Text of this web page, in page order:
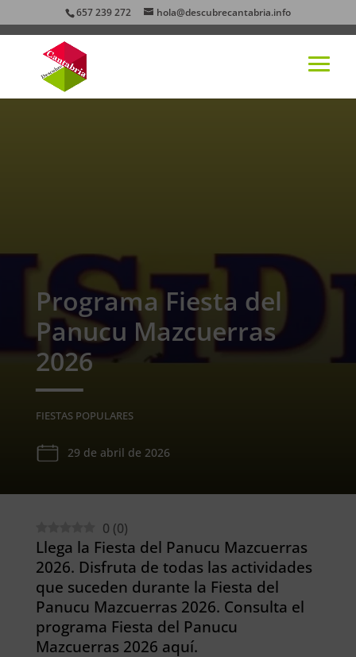
657 239 272 hola@descubrecantabria.info
Programa Fiesta del
Panucu Mazcuerras
2026
FIESTAS POPULARES
29 de abril de 2026
0 (0)
Llega la Fiesta del Panucu Mazcuerras
2026. Disfruta de todas las actividades
que suceden durante la Fiesta del
Panucu Mazcuerras 2026. Consulta el
programa Fiesta del Panucu
Mazcuerras 2026 aquí.